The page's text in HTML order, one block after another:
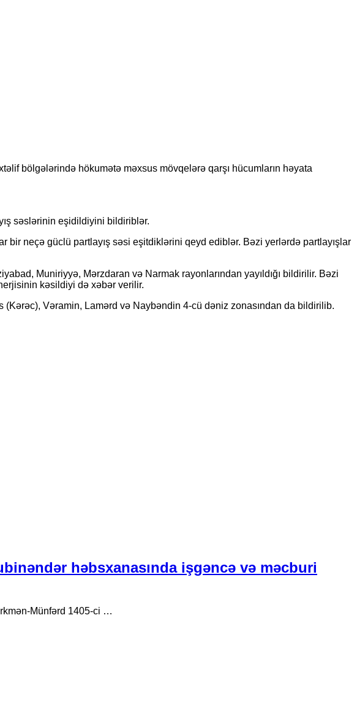
bölgələrində hökumətə məxsus mövqelərə qarşı hücumların həyata
səslərinin eşidildiyini bildiriblər.
bir neçə güclü partlayış səsi eşitdiklərini qeyd ediblər. Bəzi yerlərdə partlayışlar
Muniriyyə, Mərzdaran və Narmak rayonlarından yayıldığı bildirilir. Bəzi
kəsildiyi də xəbər verilir.
Vəramin, Lamərd və Naybəndin 4-cü dəniz zonasından da bildirilib.
həbsxanasında işgəncə və məcburi
Münfərd 1405-ci …